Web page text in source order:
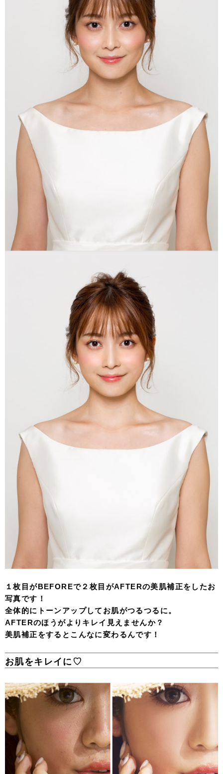
１枚目がBEFOREで２枚目がAFTERの美肌補正をしたお
写真です！
全体的にトーンアップしてお肌がつるつるに。
AFTERのほうがよりキレイ見えませんか？
美肌補正をするとこんなに変わるんです！
お肌をキレイに♡